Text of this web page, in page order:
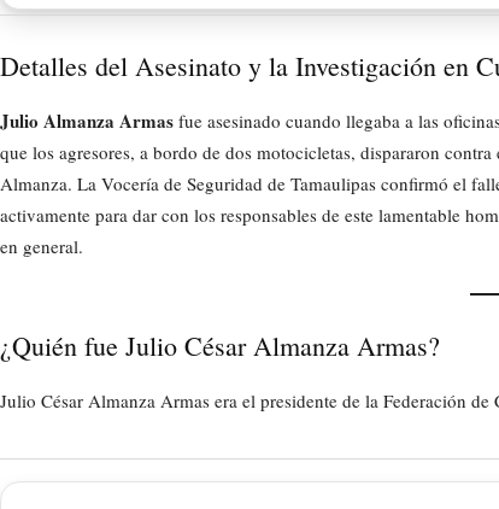
Detalles del Asesinato y la Investigación en
Julio Almanza Armas fue asesinado cuando llegaba a las
que los agresores, a bordo de dos motocicletas, dispararon
Almanza. La Vocería de Seguridad de Tamaulipas confirmó el
activamente para dar con los responsables de este lamentable
en general.
¿Quién fue Julio César Almanza Armas?
Julio César Almanza Armas era el presidente de la Federación